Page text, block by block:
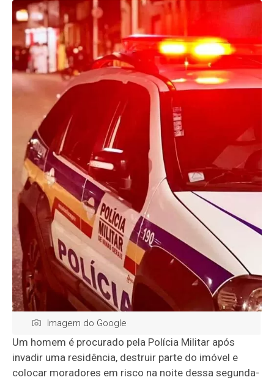
Imagem do Google
Um homem é procurado pela Polícia Militar após
invadir uma residência, destruir parte do imóvel e
colocar moradores em risco na noite dessa segunda-